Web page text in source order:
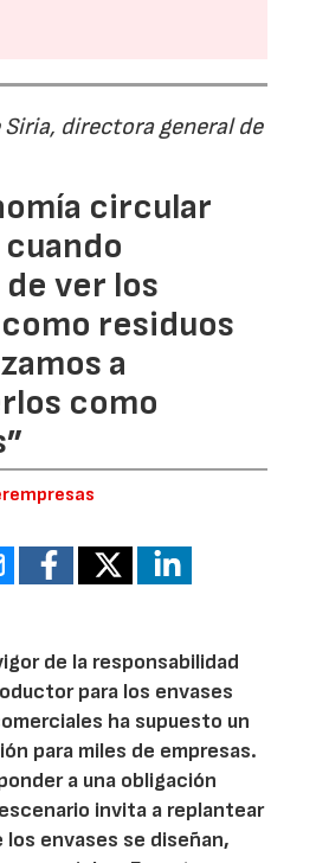
Siria, directora general de
circular
ver los
residuos
a
como
de la responsabilidad
para los envases
ha supuesto un
para miles de empresas.
a una obligación
invita a replantear
los envases se diseñan,